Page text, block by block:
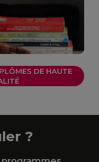
DE HAUTE
?